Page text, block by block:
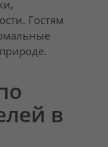
Гостям
в